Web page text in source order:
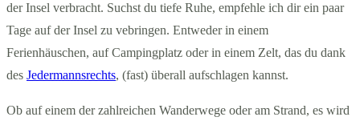
der Insel verbracht. Suchst du tiefe Ruhe, empfehle ich dir ein paar
Tage auf der Insel zu vebringen. Entweder in einem
Ferienhäuschen, auf Campingplatz oder in einem Zelt, das du dank
des Jedermannsrechts, (fast) überall aufschlagen kannst.
Ob auf einem der zahlreichen Wanderwege oder am Strand, es wird